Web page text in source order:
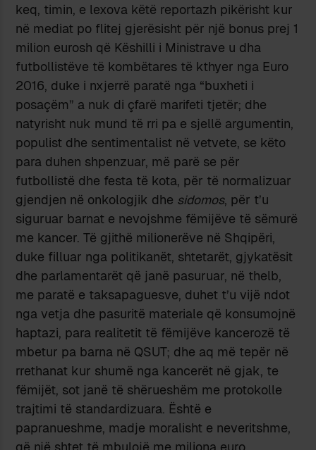
keq, timin, e lexova këtë reportazh pikërisht kur
në mediat po flitej gjerësisht për një bonus prej 1
milion eurosh që Këshilli i Ministrave u dha
futbollistëve të kombëtares të kthyer nga Euro
2016, duke i nxjerrë paratë nga “buxheti i
posaçëm” a nuk di çfarë marifeti tjetër; dhe
natyrisht nuk mund të rri pa e sjellë argumentin,
populist dhe sentimentalist në vetvete, se këto
para duhen shpenzuar, më parë se për
futbollistë dhe festa të kota, për të normalizuar
gjendjen në onkologjik dhe sidomos, për t’u
siguruar barnat e nevojshme fëmijëve të sëmurë
me kancer. Të gjithë milionerëve në Shqipëri,
duke filluar nga politikanët, shtetarët, gjykatësit
dhe parlamentarët që janë pasuruar, në thelb,
me paratë e taksapaguesve, duhet t’u vijë ndot
nga vetja dhe pasuritë materiale që konsumojnë
haptazi, para realitetit të fëmijëve kancerozë të
mbetur pa barna në QSUT; dhe aq më tepër në
rrethanat kur shumë nga kancerët në gjak, te
fëmijët, sot janë të shërueshëm me protokolle
trajtimi të standardizuara. Është e
papranueshme, madje moralisht e neveritshme,